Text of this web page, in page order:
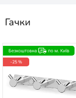
Гачки
-25 %